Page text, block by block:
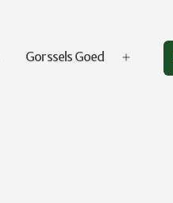
Gorssels Goed
Open